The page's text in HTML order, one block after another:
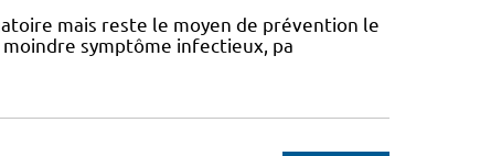
mais reste le moyen de prévention le
symptôme infectieux, pa